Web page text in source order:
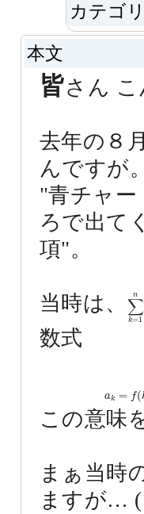
カテゴ
本文
皆さん
去年の８
んですが。
"青チャー
ろで出て
項"。
当時は、 n
∑
k=1
∑k
数式
ak = f(
k+
この意味
まぁ当時
ますが…